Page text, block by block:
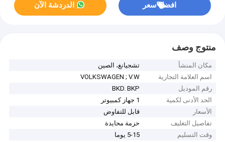
افضل سعر الدردشة الآن
منتوج وصف
مكان المنشأ
تشجيانغ، الصين
اسم العلامة التجارية
VOLKSWAGEN ; V.W
رقم الموديل
BKD. BKP
الحد الأدنى لكمية
1 جهاز كمبيوتر
الأسعار
قابل للتفاوض
تفاصيل التغليف
حزمة محايدة
وقت التسليم
5-15 يوما